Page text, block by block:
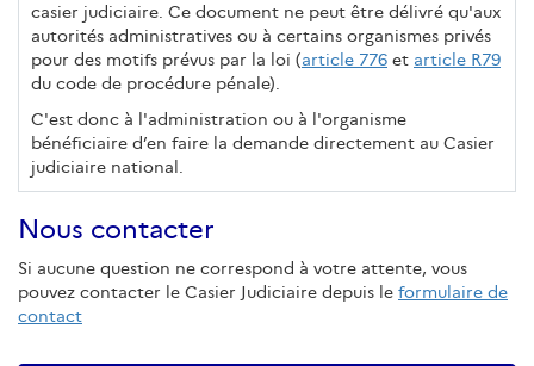
casier judiciaire. Ce document ne peut être délivré qu'aux
autorités administratives ou à certains organismes privés
pour des motifs prévus par la loi (article 776 et article R79
du code de procédure pénale).
C'est donc à l'administration ou à l'organisme
bénéficiaire d’en faire la demande directement au Casier
judiciaire national.
Nous contacter
Si aucune question ne correspond à votre attente, vous
pouvez contacter le Casier Judiciaire depuis le formulaire de
contact